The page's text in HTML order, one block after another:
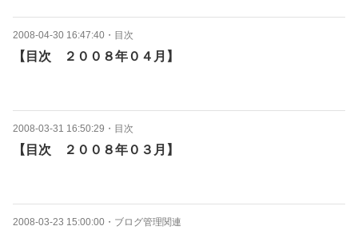
2008-04-30 16:47:40 ・ 目次
【目次 ２００８年０４月】
2008-03-31 16:50:29 ・ 目次
【目次 ２００８年０３月】
2008-03-23 15:00:00 ・ ブログ管理関連